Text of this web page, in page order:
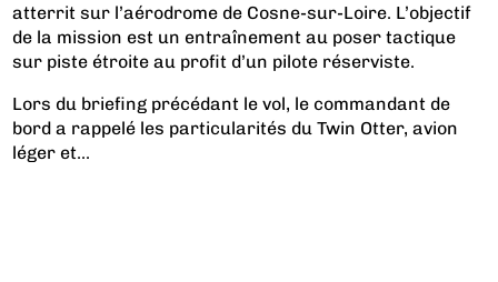
atterrit sur l’aérodrome de Cosne-sur-Loire. L’objectif
de la mission est un entraînement au poser tactique
sur piste étroite au profit d’un pilote réserviste.
Lors du briefing précédant le vol, le commandant de
bord a rappelé les particularités du Twin Otter, avion
léger et...